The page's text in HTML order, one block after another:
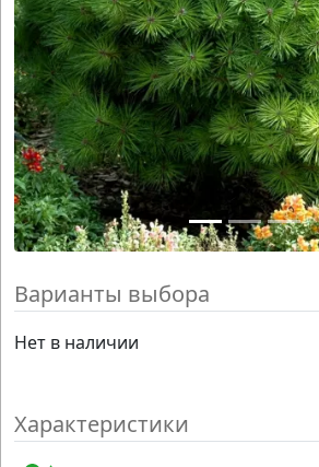
Варианты выбора
Нет в наличии
Характеристики